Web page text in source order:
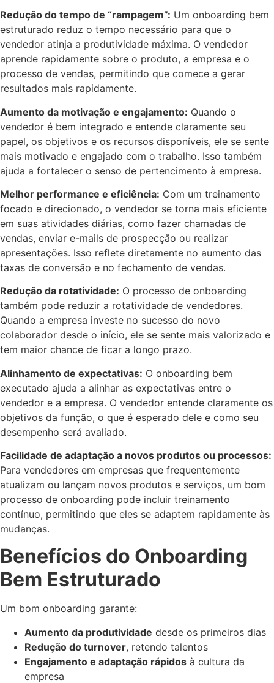
Redução do tempo de “rampagem”: Um onboarding bem
estruturado reduz o tempo necessário para que o
vendedor atinja a produtividade máxima. O vendedor
aprende rapidamente sobre o produto, a empresa e o
processo de vendas, permitindo que comece a gerar
resultados mais rapidamente.
Aumento da motivação e engajamento: Quando o
vendedor é bem integrado e entende claramente seu
papel, os objetivos e os recursos disponíveis, ele se sente
mais motivado e engajado com o trabalho. Isso também
ajuda a fortalecer o senso de pertencimento à empresa.
Melhor performance e eficiência: Com um treinamento
focado e direcionado, o vendedor se torna mais eficiente
em suas atividades diárias, como fazer chamadas de
vendas, enviar e-mails de prospecção ou realizar
apresentações. Isso reflete diretamente no aumento das
taxas de conversão e no fechamento de vendas.
Redução da rotatividade: O processo de onboarding
também pode reduzir a rotatividade de vendedores.
Quando a empresa investe no sucesso do novo
colaborador desde o início, ele se sente mais valorizado e
tem maior chance de ficar a longo prazo.
Alinhamento de expectativas: O onboarding bem
executado ajuda a alinhar as expectativas entre o
vendedor e a empresa. O vendedor entende claramente os
objetivos da função, o que é esperado dele e como seu
desempenho será avaliado.
Facilidade de adaptação a novos produtos ou processos:
Para vendedores em empresas que frequentemente
atualizam ou lançam novos produtos e serviços, um bom
processo de onboarding pode incluir treinamento
contínuo, permitindo que eles se adaptem rapidamente às
mudanças.
Benefícios do Onboarding
Bem Estruturado
Um bom onboarding garante:
Aumento da produtividade desde os primeiros dias
Redução do turnover, retendo talentos
Engajamento e adaptação rápidos à cultura da
empresa